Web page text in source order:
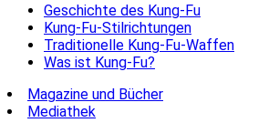
Geschichte des Kung-Fu
Kung-Fu-Stilrichtungen
Traditionelle Kung-Fu-Waffen
Was ist Kung-Fu?
Magazine und Bücher
Mediathek